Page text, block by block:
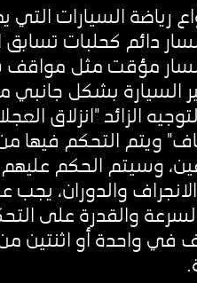
رياضة السيارات
دائم كحلبات تسابق
مؤقت مثل مواقف
السيارة بشكل
الزائد "انزلاق
ويتم التحكم فيها
وسيتم الحكم
والدوران،
والقدرة على
في واحدة أو اثنتين